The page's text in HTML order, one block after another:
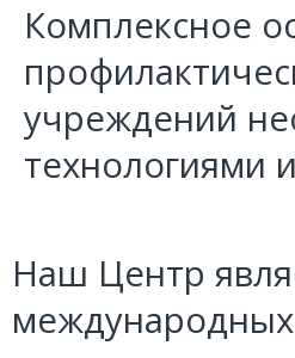
Комплексное
учреждений
технологиями
Наш Центр